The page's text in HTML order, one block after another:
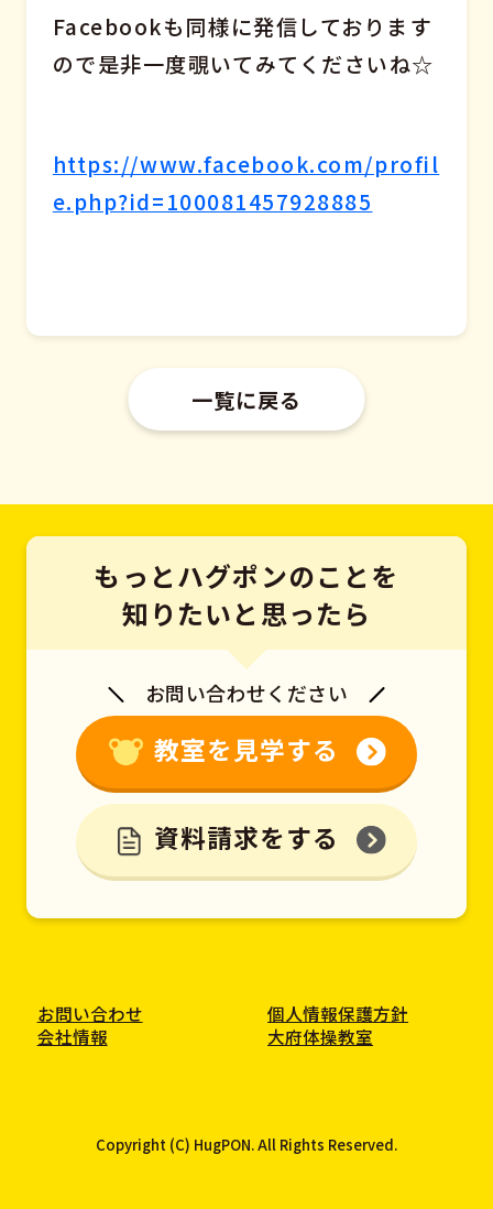
Facebookも同様に発信しております
ので是非一度覗いてみてくださいね☆
https://www.facebook.com/profil
e.php?id=100081457928885
一覧に戻る
もっとハグポンのことを
知りたいと思ったら
お問い合わせください
教室を見学する
資料請求をする
お問い合わせ
個人情報保護方針
会社情報
大府体操教室
Copyright (C) HugPON. All Rights Reserved.